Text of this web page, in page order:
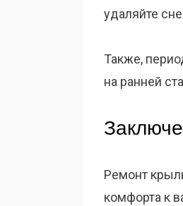
удаляйте
Также,
на ранней
Ремонт
комфорта к